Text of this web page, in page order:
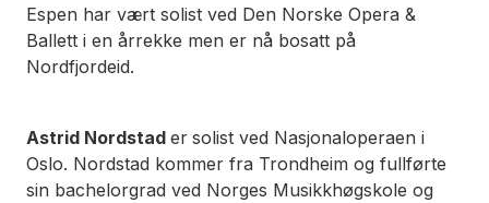
Espen har vært solist ved Den Norske Opera &
Ballett i en årrekke men er nå bosatt på
Nordfjordeid.
Astrid Nordstad er solist ved Nasjonaloperaen i
Oslo. Nordstad kommer fra Trondheim og fullførte
sin bachelorgrad ved Norges Musikkhøgskole og